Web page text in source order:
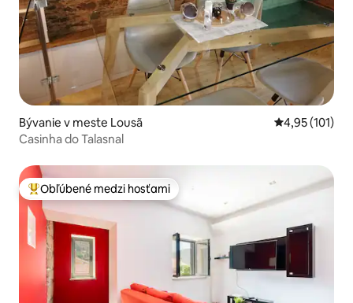
Bývanie v meste Lousã Priemerné
4,95 (101)
Casinha do Talasnal
Najobľúbenejšie medzi hosťami
Obľúbené medzi hosťami